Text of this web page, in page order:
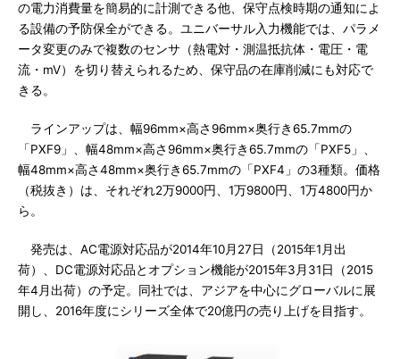
の電力消費量を簡易的に計測できる他、保守点検時期の通知によ
る設備の予防保全ができる。ユニバーサル入力機能では、パラメ
ータ変更のみで複数のセンサ（熱電対・測温抵抗体・電圧・電
流・mV）を切り替えられるため、保守品の在庫削減にも対応で
きる。
ラインアップは、幅96mm×高さ96mm×奥行き65.7mmの
「PXF9」、幅48mm×高さ96mm×奥行き65.7mmの「PXF5」、
幅48mm×高さ48mm×奥行き65.7mmの「PXF4」の3種類。価格
（税抜き）は、それぞれ2万9000円、1万9800円、1万4800円か
ら。
発売は、AC電源対応品が2014年10月27日（2015年1月出
荷）、DC電源対応品とオプション機能が2015年3月31日（2015
年4月出荷）の予定。同社では、アジアを中心にグローバルに展
開し、2016年度にシリーズ全体で20億円の売り上げを目指す。